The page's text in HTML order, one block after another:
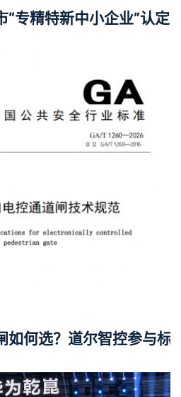
“专精特新中小企业”认定
如何选？道尔智控参与标